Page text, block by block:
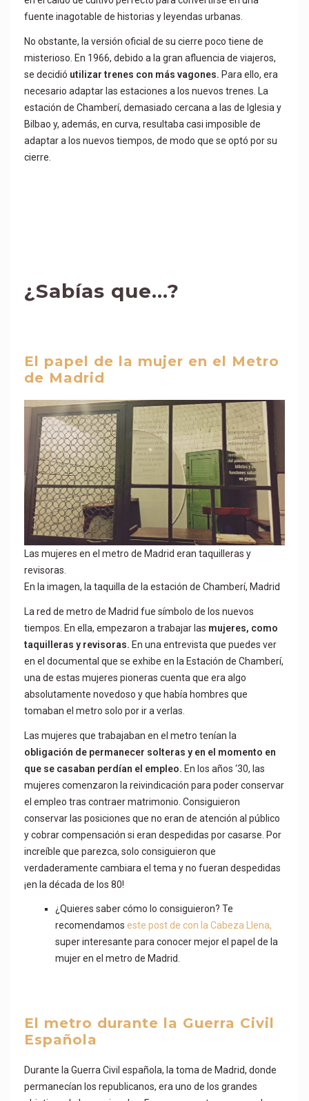
fuente inagotable de historias y leyendas urbanas.
No obstante, la versión oficial de su cierre poco tiene de
misterioso. En 1966, debido a la gran afluencia de viajeros,
se decidió utilizar trenes con más vagones. Para ello, era
necesario adaptar las estaciones a los nuevos trenes. La
estación de Chamberí, demasiado cercana a las de Iglesia y
Bilbao y, además, en curva, resultaba casi imposible de
adaptar a los nuevos tiempos, de modo que se optó por su
cierre.
¿Sabías que…?
El papel de la mujer en el Metro
de Madrid
Las mujeres en el metro de Madrid eran taquilleras y
revisoras.
En la imagen, la taquilla de la estación de Chamberí, Madrid
La red de metro de Madrid fue símbolo de los nuevos
tiempos. En ella, empezaron a trabajar las mujeres, como
taquilleras y revisoras. En una entrevista que puedes ver
en el documental que se exhibe en la Estación de Chamberí,
una de estas mujeres pioneras cuenta que era algo
absolutamente novedoso y que había hombres que
tomaban el metro solo por ir a verlas.
Las mujeres que trabajaban en el metro tenían la
obligación de permanecer solteras y en el momento en
que se casaban perdían el empleo. En los años ‘30, las
mujeres comenzaron la reivindicación para poder conservar
el empleo tras contraer matrimonio. Consiguieron
conservar las posiciones que no eran de atención al público
y cobrar compensación si eran despedidas por casarse. Por
increíble que parezca, solo consiguieron que
verdaderamente cambiara el tema y no fueran despedidas
¡en la década de los 80!
¿Quieres saber cómo lo consiguieron? Te
recomendamos este post de con la Cabeza Llena,
super interesante para conocer mejor el papel de la
mujer en el metro de Madrid.
El metro durante la Guerra Civil
Española
Durante la Guerra Civil española, la toma de Madrid, donde
permanecían los republicanos, era uno de los grandes